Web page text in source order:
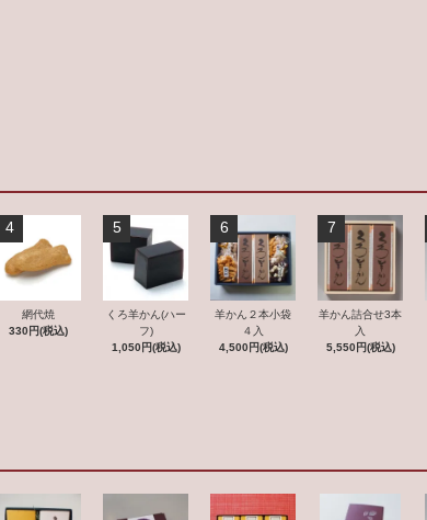
4
網代焼
330円(税込)
5
くろ羊かん(ハー
フ)
1,050円(税込)
6
羊かん２本小袋
４入
4,500円(税込)
7
羊かん詰合せ3本
入
5,550円(税込)